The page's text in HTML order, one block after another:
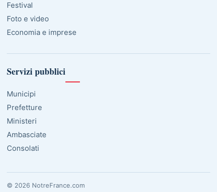
Festival
Foto e video
Economia e imprese
Servizi pubblici
Municipi
Prefetture
Ministeri
Ambasciate
Consolati
© 2026 NotreFrance.com